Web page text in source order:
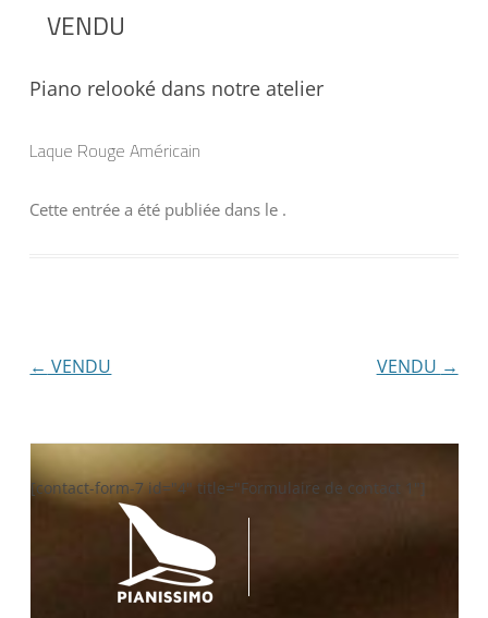
VENDU
Piano relooké dans notre atelier
Laque Rouge Américain
Cette entrée a été publiée dans le .
Navigation
← VENDU VENDU →
[contact-form-7 id="4" title="Formulaire de contact 1"]